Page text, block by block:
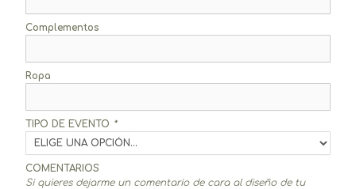
Complementos
Ropa
TIPO DE EVENTO *
COMENTARIOS
Si quieres dejarme un comentario de cara al diseño de tu